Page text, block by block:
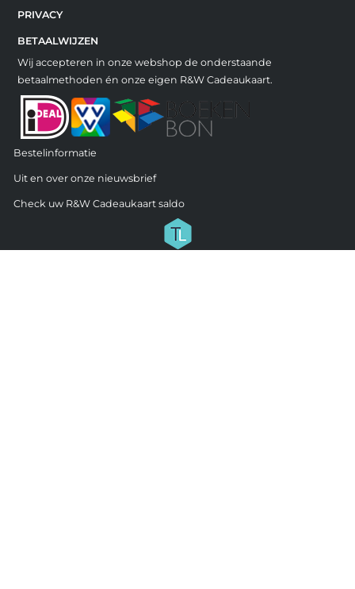
PRIVACY
BETAALWIJZEN
Wij accepteren in onze webshop de onderstaande
betaalmethoden én onze eigen R&W Cadeaukaart.
Bestelinformatie
Uit en over onze nieuwsbrief
Check uw R&W Cadeaukaart saldo